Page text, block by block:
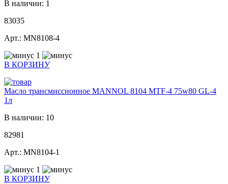
В наличии: 1
83035
Арт.: MN8108-4
1
В КОРЗИНУ
Масло трансмиссионное MANNOL 8104 MTF-4 75w80 GL-4
1л
В наличии: 10
82981
Арт.: MN8104-1
1
В КОРЗИНУ